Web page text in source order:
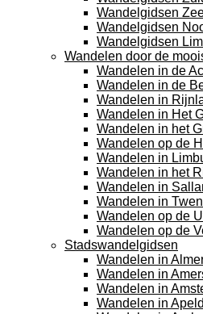
Wandelgidsen
Wandelgidsen
Wandelgidsen
Wandelen door de
Wandelen in de
Wandelen in de
Wandelen in
Wandelen in Het
Wandelen in het
Wandelen op de
Wandelen in
Wandelen in het
Wandelen in
Wandelen in
Wandelen op de
Wandelen op de
Stadswandelgidsen
Wandelen in
Wandelen in
Wandelen in
Wandelen in